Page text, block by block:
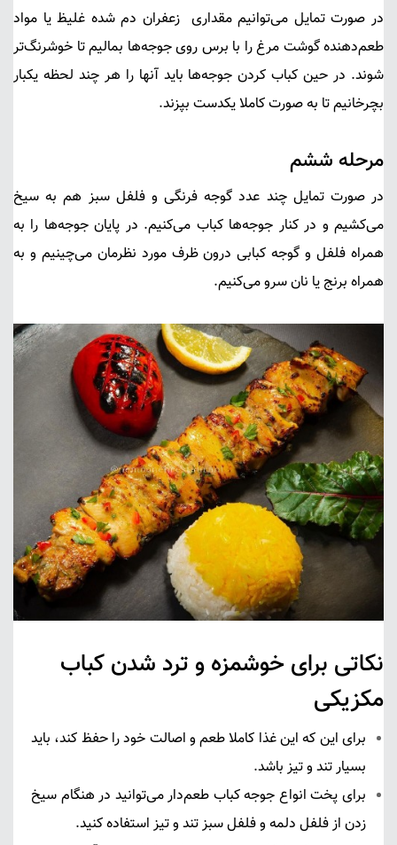
در صورت تمایل می‌توانیم مقداری زعفران دم شده غلیظ یا مواد
طعم‌دهنده گوشت مرغ را با برس روی جوجه‌ها بمالیم تا خوشرنگ‌تر
شوند. در حین کباب کردن جوجه‌ها باید آنها را هر چند لحظه یکبار
بچرخانیم تا به صورت کاملا یکدست بپزند.
مرحله ششم
در صورت تمایل چند عدد گوجه فرنگی و فلفل سبز هم به سیخ
می‌کشیم و در کنار جوجه‌ها کباب می‌کنیم. در پایان جوجه‌ها را به
همراه فلفل و گوجه کبابی درون ظرف مورد نظرمان می‌چینیم و به
همراه برنج یا نان سرو می‌کنیم.
نکاتی برای خوشمزه و ترد شدن کباب
مکزیکی
برای این که این غذا کاملا طعم و اصالت خود را حفظ کند، باید
بسیار تند و تیز باشد.
برای پخت انواع جوجه کباب طعم‌دار می‌توانید در هنگام سیخ
زدن از فلفل دلمه و فلفل سبز تند و تیز استفاده کنید.